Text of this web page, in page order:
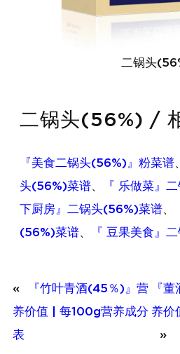
二锅头
二锅头(56%) /
『美食二锅头(56%)』粉菜谱、
头(56%)菜谱、 『 乐做菜』
下厨房』二锅头(56%)菜谱、
(56%)菜谱、 『 豆果美食』
«
『竹叶青酒(45％)』营
养价值 | 每100g营养成分
表
『
养价
»